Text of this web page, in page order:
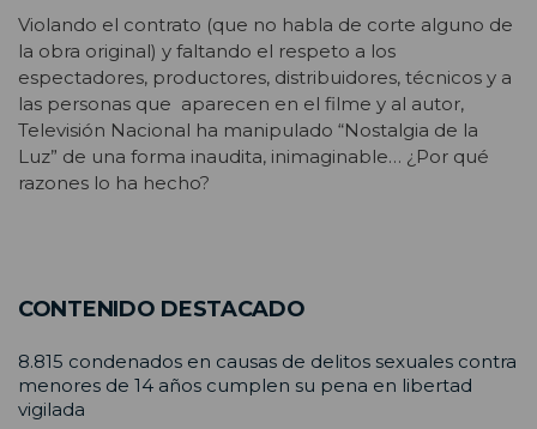
Violando el contrato (que no habla de corte alguno de
la obra original) y faltando el respeto a los
espectadores, productores, distribuidores, técnicos y a
las personas que aparecen en el filme y al autor,
Televisión Nacional ha manipulado “Nostalgia de la
Luz” de una forma inaudita, inimaginable… ¿Por qué
razones lo ha hecho?
CONTENIDO DESTACADO
8.815 condenados en causas de delitos sexuales contra
menores de 14 años cumplen su pena en libertad
vigilada